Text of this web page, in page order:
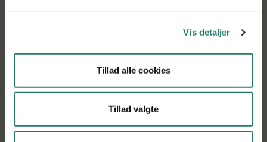
Vis detaljer
Tillad alle cookies
Tillad valgte
Fra starten af 2018 sparker man dataindsamlingen i gang,
som skal bruges til at udvikle produkterne og træne den
”Det kommer særligt til at foregå på Gyldensteen Gods,